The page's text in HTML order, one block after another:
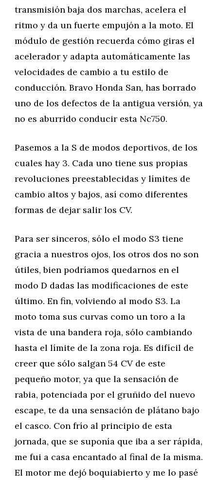
transmisión baja dos marchas, acelera el
ritmo y da un fuerte empujón a la moto. El
módulo de gestión recuerda cómo giras el
acelerador y adapta automáticamente las
velocidades de cambio a tu estilo de
conducción. Bravo Honda San, has borrado
uno de los defectos de la antigua versión, ya
no es aburrido conducir esta Nc750.
Pasemos a la S de modos deportivos, de los
cuales hay 3. Cada uno tiene sus propias
revoluciones preestablecidas y límites de
cambio altos y bajos, así como diferentes
formas de dejar salir los CV.
Para ser sinceros, sólo el modo S3 tiene
gracia a nuestros ojos, los otros dos no son
útiles, bien podríamos quedarnos en el
modo D dadas las modificaciones de este
último. En fin, volviendo al modo S3. La
moto toma sus curvas como un toro a la
vista de una bandera roja, sólo cambiando
hasta el límite de la zona roja. Es difícil de
creer que sólo salgan 54 CV de este
pequeño motor, ya que la sensación de
rabia, potenciada por el gruñido del nuevo
escape, te da una sensación de plátano bajo
el casco. Con frío al principio de esta
jornada, que se suponía que iba a ser rápida,
me fui a casa encantado al final de la misma.
El motor me dejó boquiabierto y me lo pasé